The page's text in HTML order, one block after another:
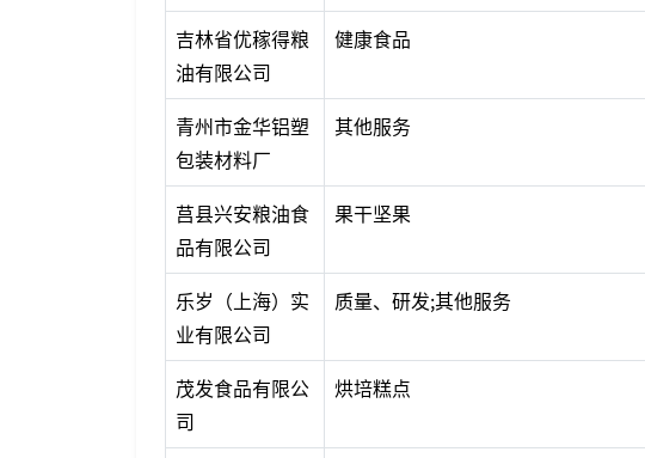
吉林省优稼得粮
油有限公司
健康食品
青州市金华铝塑
包装材料厂
其他服务
莒县兴安粮油食
品有限公司
果干坚果
乐岁（上海）实
业有限公司
质量、研发;其他服务
茂发食品有限公
司
烘培糕点